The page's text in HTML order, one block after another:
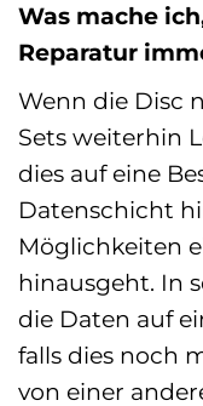
Was mache
Reparatur
Wenn die Disc
Sets weiterhin
dies auf eine
Datenschicht
Möglichkeiten
hinausgeht. In
die Daten auf
falls dies noch
von einer